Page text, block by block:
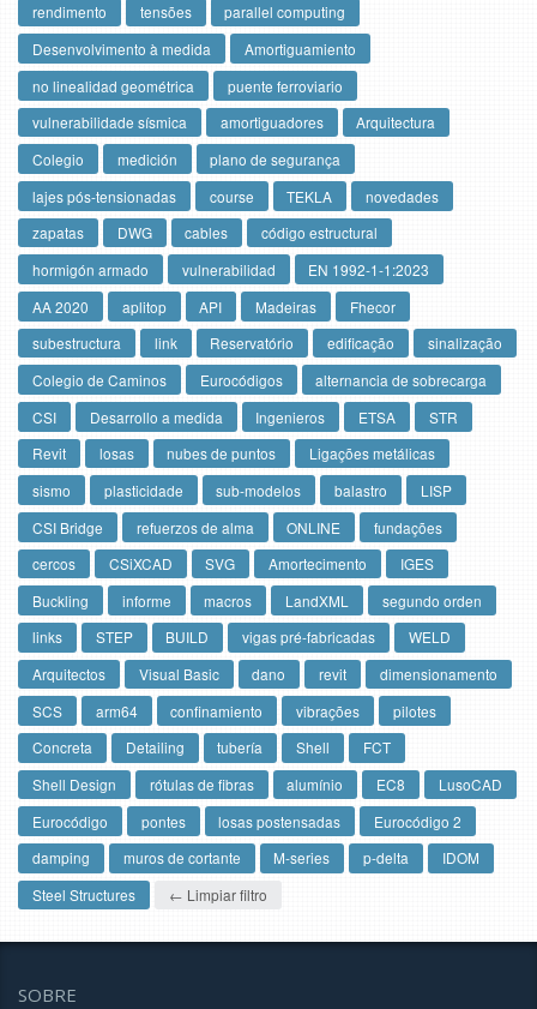
rendimento
tensões
parallel computing
Desenvolvimento à medida
Amortiguamiento
no linealidad geométrica
puente ferroviario
vulnerabilidade sísmica
amortiguadores
Arquitectura
Colegio
medición
plano de segurança
lajes pós-tensionadas
course TEKLA
novedades
zapatas
DWG cables
código estructural
hormigón armado
vulnerabilidad
EN 1992-1-1:2023
AA 2020
aplitop API Madeiras
Fhecor
subestructura
link Reservatório edificação
sinalização
Colegio de Caminos
Eurocódigos
alternancia de sobrecarga
CSI
Desarrollo a medida Ingenieros ETSA
STR
Revit
losas nubes de puntos
Ligações metálicas
sismo
plasticidade sub-modelos balastro
LISP
CSI Bridge
refuerzos de alma ONLINE
fundações
cercos
CSiXCAD SVG Amortecimento
IGES
Buckling
informe macros LandXML
segundo orden
links
STEP BUILD vigas pré-fabricadas
WELD
Arquitectos
Visual Basic dano revit
dimensionamento
SCS
arm64 confinamiento vibrações
pilotes
Concreta
Detailing tubería Shell
FCT
Shell Design
rótulas de fibras alumínio EC8
LusoCAD
Eurocódigo
pontes losas postensadas
Eurocódigo 2
damping
muros de cortante M-series p-delta
IDOM
Steel Structures
← Limpiar filtro
SOBRE